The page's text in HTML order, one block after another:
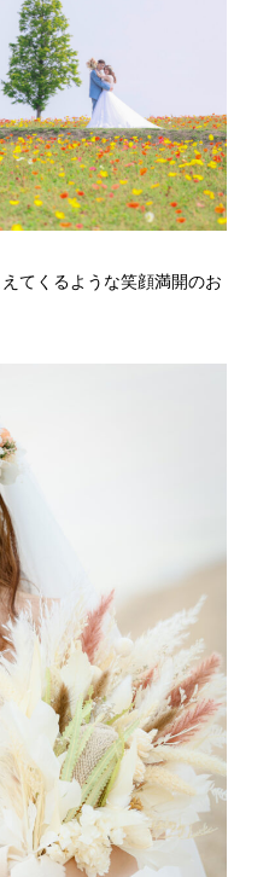
てくるような笑顔満開のお